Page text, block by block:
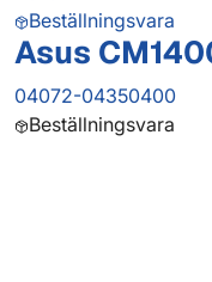
Beställningsvara
Asus
04072-04350400
Beställningsvara